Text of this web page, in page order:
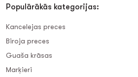
Populārākās kategorijas:
Kancelejas preces
Biroja preces
Guaša krāsas
Marķieri